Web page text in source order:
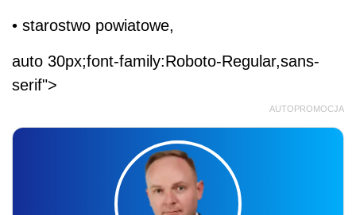
• starostwo powiatowe,
auto 30px;font-family:Roboto-Regular,sans-
serif">
AUTOPROMOCJA